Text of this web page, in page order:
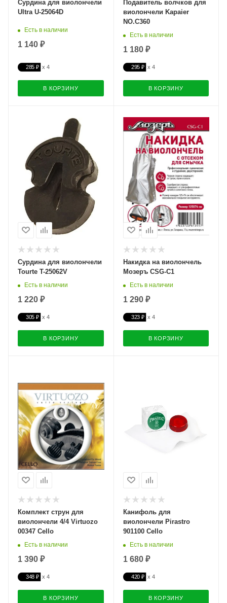
Сурдина для виолончели
Ultra U-25064D
Есть в наличии
1 140 ₽
285 ₽
В КОРЗИНУ
Подавитель волчков для
виолончели Kapaier
NO.C360
Есть в наличии
1 180 ₽
295 ₽
В КОРЗИНУ
Сурдина для виолончели
Tourte T-25062V
Есть в наличии
1 220 ₽
305 ₽
В КОРЗИНУ
Накидка на виолончель
Мозеръ CSG-C1
Есть в наличии
1 290 ₽
323 ₽
В КОРЗИНУ
Комплект струн для
виолончели 4/4 Virtuozo
00347 Cello
Есть в наличии
1 390 ₽
348 ₽
В КОРЗИНУ
Канифоль для
виолончели Pirastro
901100 Cello
Есть в наличии
1 680 ₽
420 ₽
В КОРЗИНУ